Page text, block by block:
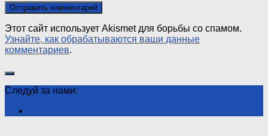
Этот сайт использует Akismet для борьбы со спамом.
Узнайте, как обрабатываются ваши данные
комментариев.
Следуй за нами: